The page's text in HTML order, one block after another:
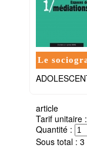
Le
article
Tarif unitaire
Quantité :
Sous total : 3